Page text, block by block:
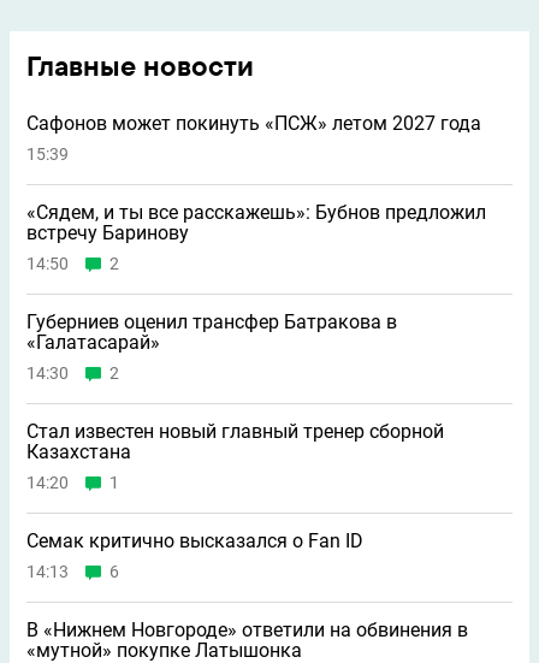
Главные новости
Сафонов может покинуть «ПСЖ» летом 2027 года
15:39
«Сядем, и ты все расскажешь»: Бубнов предложил
встречу Баринову
14:50 2
Губерниев оценил трансфер Батракова в
«Галатасарай»
14:30 2
Стал известен новый главный тренер сборной
Казахстана
14:20 1
Семак критично высказался о Fan ID
14:13 6
В «Нижнем Новгороде» ответили на обвинения в
«мутной» покупке Латышонка